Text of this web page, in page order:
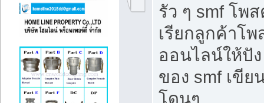
รัว ๆ smf โพ
เรียกลูกค้าโ
ออนไลน์ให้ปั
ของ smf เขี
โดนๆ